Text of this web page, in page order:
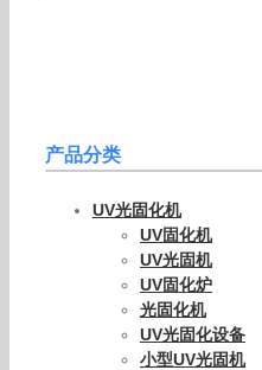
产品分类
UV光固化机
UV固化机
UV光固机
UV固化炉
光固化机
UV光固化设备
小型UV光固机